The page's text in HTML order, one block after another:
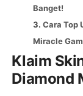
Banget!
3.Cara Top
Miracle
Klaim
Diamond